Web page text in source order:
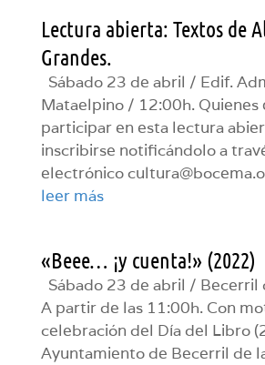
Lectura abierta: Textos de
Grandes.
Sábado 23 de abril / Edif.
Mataelpino / 12:00h. Quienes
participar en esta lectura
inscribirse notificándolo a
electrónico
leer más
«Beee… ¡y cuenta!» (2022)
Sábado 23 de abril / Becerril
A partir de las 11:00h. Con
celebración del Día del Libro
Ayuntamiento de Becerril de